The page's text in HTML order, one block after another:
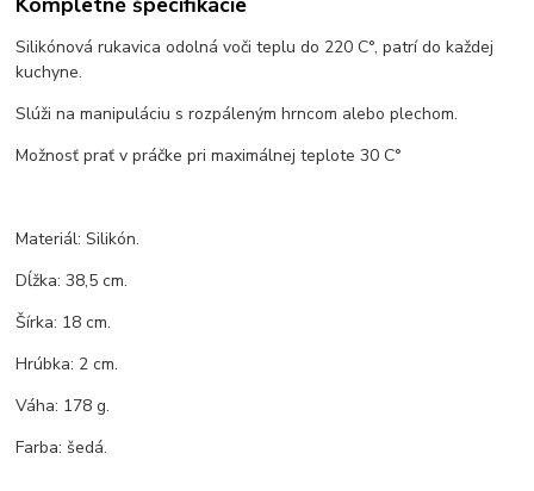
Silikónová rukavica odolná voči teplu do 220 C°, patrí do každej
kuchyne.
Slúži na manipuláciu s rozpáleným hrncom alebo plechom.
Možnosť prať v práčke pri maximálnej teplote 30 C°
Materiál: Silikón.
Dĺžka: 38,5 cm.
Šírka: 18 cm.
Hrúbka: 2 cm.
Váha: 178 g.
Farba: šedá.